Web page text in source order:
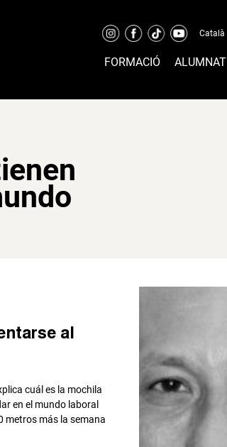
Català
FORMACIÓ ALUMNAT
al
cuál es la mochila
en el mundo laboral
metros más la semana